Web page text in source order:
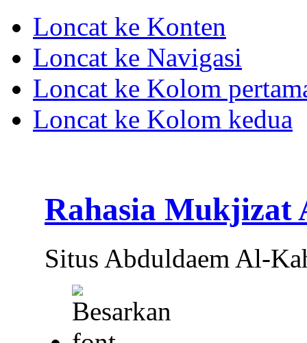
Loncat ke Konten
Loncat ke Navigasi
Loncat ke Kolom
Loncat ke Kolom kedua
Rahasia Mukjizat
Situs Abduldaem Al-